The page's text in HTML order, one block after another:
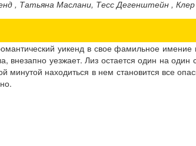
, Татьяна Маслани, Тесс Дегенштейн ,
уикенд в свое фамильное
внезапно уезжает. Лиз остается один на
минутой находиться в нем становится все